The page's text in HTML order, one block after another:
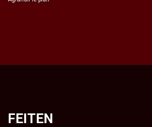
FEITEN